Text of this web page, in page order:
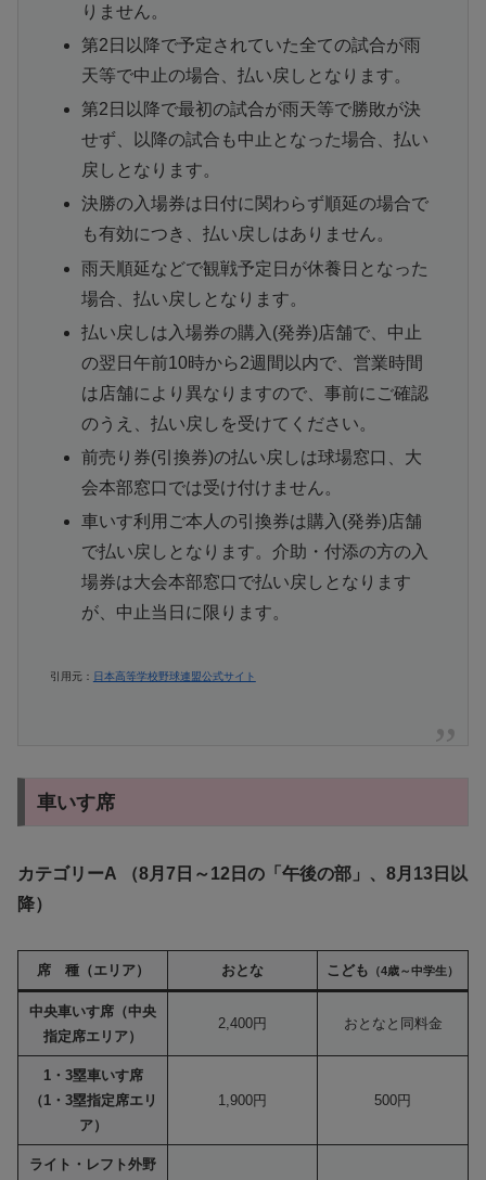
りません。
第2日以降で予定されていた全ての試合が雨
天等で中止の場合、払い戻しとなります。
第2日以降で最初の試合が雨天等で勝敗が決
せず、以降の試合も中止となった場合、払い
戻しとなります。
決勝の入場券は日付に関わらず順延の場合で
も有効につき、払い戻しはありません。
雨天順延などで観戦予定日が休養日となった
場合、払い戻しとなります。
払い戻しは入場券の購入(発券)店舗で、中止
の翌日午前10時から2週間以内で、営業時間
は店舗により異なりますので、事前にご確認
のうえ、払い戻しを受けてください。
前売り券(引換券)の払い戻しは球場窓口、大
会本部窓口では受け付けません。
車いす利用ご本人の引換券は購入(発券)店舗
で払い戻しとなります。介助・付添の方の入
場券は大会本部窓口で払い戻しとなります
が、中止当日に限ります。
引用元： 日本高等学校野球連盟公式サイト
車いす席
カテゴリーA （8月7日～12日の「午後の部」、8月13日以
降）
席 種（エリア） おとな こども （4歳～中学生）
中央車いす席（中央
指定席エリア）
2,400円 おとなと同料金
1・3塁車いす席
（1・3塁指定席エリ
ア）
1,900円 500円
ライト・レフト外野